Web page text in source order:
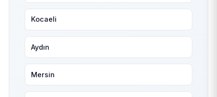
Kocaeli
Aydın
Mersin